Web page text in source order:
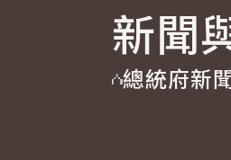
國家氣候變遷對策委員會
重要談話
總統府新聞
影音頻道
賴清德總統
參觀資訊新聞
總統府新